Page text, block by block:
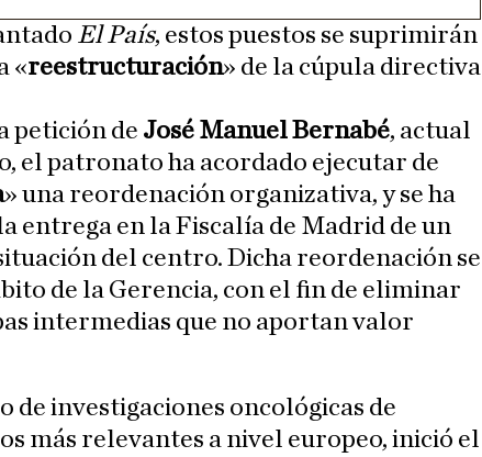
El País, estos puestos se suprimirán
«reestructuración» de la cúpula directiva
petición de José Manuel Bernabé, actual
el patronato ha acordado ejecutar de
» una reordenación organizativa, y se ha
entrega en la Fiscalía de Madrid de un
del centro. Dicha reordenación se
de la Gerencia, con el fin de eliminar
intermedias que no aportan valor
investigaciones oncológicas de
más relevantes a nivel europeo, inició el